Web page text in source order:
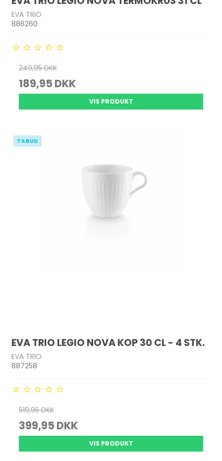
EVA TRIO
886260
249,95 DKK
189,95 DKK
VIS PRODUKT
TILBUD
EVA TRIO LEGIO NOVA KOP 30 CL - 4 STK.
EVA TRIO
887258
519,95 DKK
399,95 DKK
VIS PRODUKT